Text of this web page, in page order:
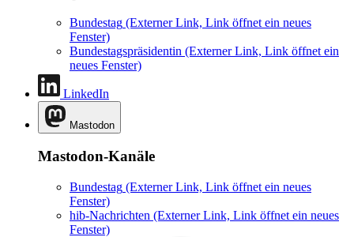
Bundestag (Externer Link, Link öffnet ein neues
Fenster)
Bundestagspräsidentin (Externer Link, Link öffnet ein
neues Fenster)
LinkedIn
Mastodon
Mastodon-Kanäle
Bundestag (Externer Link, Link öffnet ein neues
Fenster)
hib-Nachrichten (Externer Link, Link öffnet ein neues
Fenster)